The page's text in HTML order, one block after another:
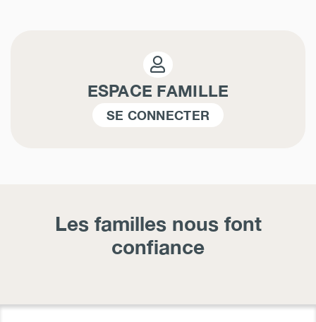
ESPACE FAMILLE
SE CONNECTER
Les familles nous font
confiance